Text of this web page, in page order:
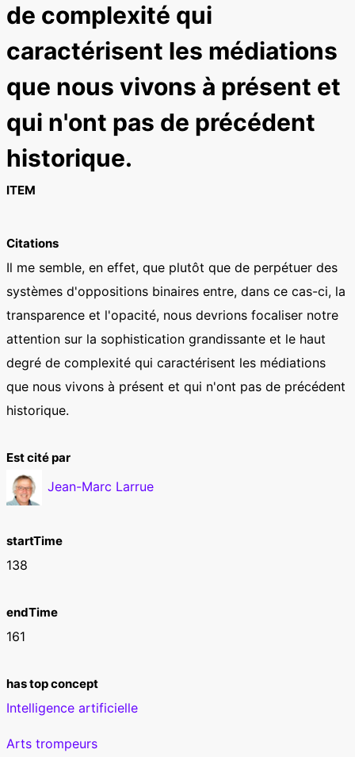
de complexité qui
caractérisent les médiations
que nous vivons à présent et
qui n'ont pas de précédent
historique.
ITEM
Citations
Il me semble, en effet, que plutôt que de perpétuer des
systèmes d'oppositions binaires entre, dans ce cas-ci, la
transparence et l'opacité, nous devrions focaliser notre
attention sur la sophistication grandissante et le haut
degré de complexité qui caractérisent les médiations
que nous vivons à présent et qui n'ont pas de précédent
historique.
Est cité par
Jean-Marc Larrue
startTime
138
endTime
161
has top concept
Intelligence artificielle
Arts trompeurs